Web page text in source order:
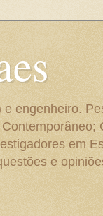
engenheiro.
em
e